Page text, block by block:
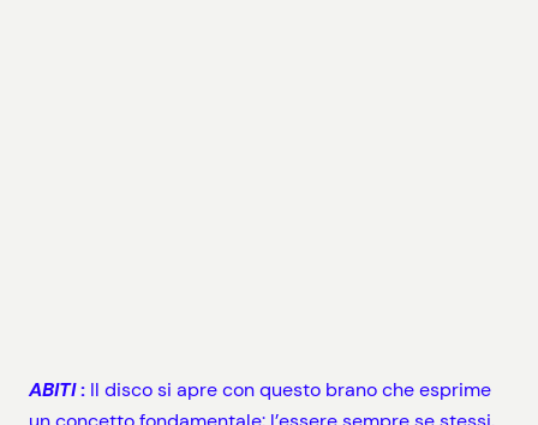
ABITI: Il disco si apre con questo brano che esprime